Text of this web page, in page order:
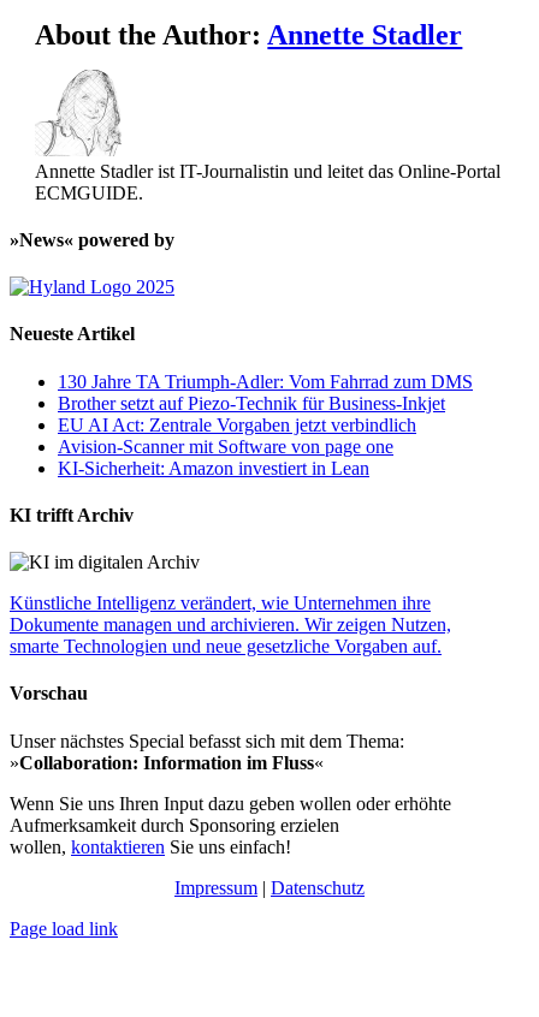
About the Author: Annette Stadler
Annette Stadler ist IT-Journalistin und leitet das Online-Portal
ECMGUIDE.
»News« powered by
Neueste Artikel
130 Jahre TA Triumph-Adler: Vom Fahrrad zum DMS
Brother setzt auf Piezo-Technik für Business-Inkjet
EU AI Act: Zentrale Vorgaben jetzt verbindlich
Avision-Scanner mit Software von page one
KI-Sicherheit: Amazon investiert in Lean
KI trifft Archiv
Künstliche Intelligenz verändert, wie Unternehmen ihre
Dokumente managen und archivieren. Wir zeigen Nutzen,
smarte Technologien und neue gesetzliche Vorgaben auf.
Vorschau
Unser nächstes Special befasst sich mit dem Thema:
»Collaboration: Information im Fluss«
Wenn Sie uns Ihren Input dazu geben wollen oder erhöhte
Aufmerksamkeit durch Sponsoring erzielen
wollen, kontaktieren Sie uns einfach!
Impressum | Datenschutz
Page load link